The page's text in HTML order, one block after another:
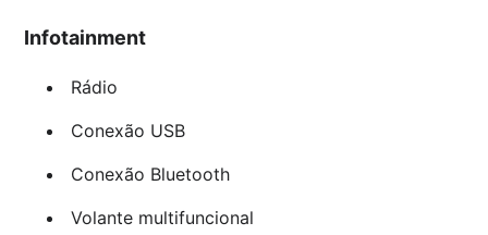
Infotainment
Rádio
Conexão USB
Conexão Bluetooth
Volante multifuncional